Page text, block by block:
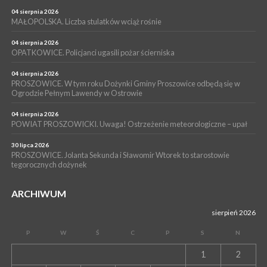
Czwartki w Bibliotece”
14 lipca 2026
PROSZOWICE. 26 lipca odbędzie się XII Marsz Rzeczpospolitej
WYDARZENIA
13 lipca 2026
Szpitalu im. Ojca Rafała z Proszowic już działa
04 sierpnia 2026
MAŁOPOLSKA. Liczba stulatków wciąż rośnie
04 sierpnia 2026
OPATKOWICE. Policjanci ugasili pożar ścierniska
04 sierpnia 2026
PROSZOWICE. W tym roku Dożynki Gminy Proszowice odbędą się w
Ogrodzie Pełnym Lawendy w Ostrowie
04 sierpnia 2026
POWIAT PROSZOWICKI. Uwaga! Ostrzeżenie meteorologiczne – upał
30 lipca 2026
PROSZOWICE. Jolanta Sekunda i Sławomir Wtorek to starostowie
tegorocznych dożynek
ARCHIWUM
sierpień 2026
P W Ś C P S N
1 2